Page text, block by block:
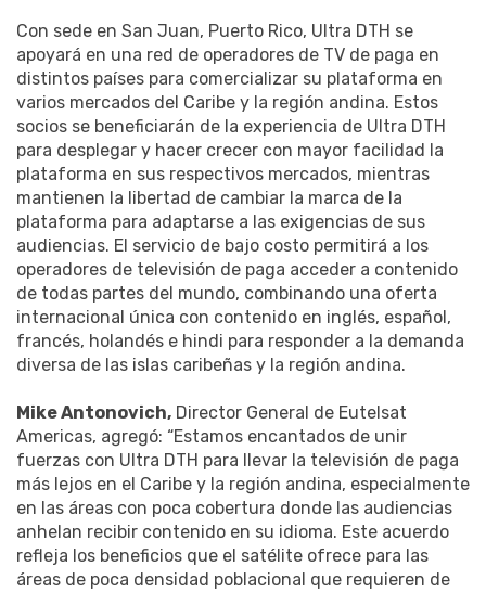
Con sede en San Juan, Puerto Rico, Ultra DTH se
apoyará en una red de operadores de TV de paga en
distintos países para comercializar su plataforma en
varios mercados del Caribe y la región andina. Estos
socios se beneficiarán de la experiencia de Ultra DTH
para desplegar y hacer crecer con mayor facilidad la
plataforma en sus respectivos mercados, mientras
mantienen la libertad de cambiar la marca de la
plataforma para adaptarse a las exigencias de sus
audiencias. El servicio de bajo costo permitirá a los
operadores de televisión de paga acceder a contenido
de todas partes del mundo, combinando una oferta
internacional única con contenido en inglés, español,
francés, holandés e hindi para responder a la demanda
diversa de las islas caribeñas y la región andina.
Mike Antonovich, Director General de Eutelsat
Americas, agregó: “Estamos encantados de unir
fuerzas con Ultra DTH para llevar la televisión de paga
más lejos en el Caribe y la región andina, especialmente
en las áreas con poca cobertura donde las audiencias
anhelan recibir contenido en su idioma. Este acuerdo
refleja los beneficios que el satélite ofrece para las
áreas de poca densidad poblacional que requieren de